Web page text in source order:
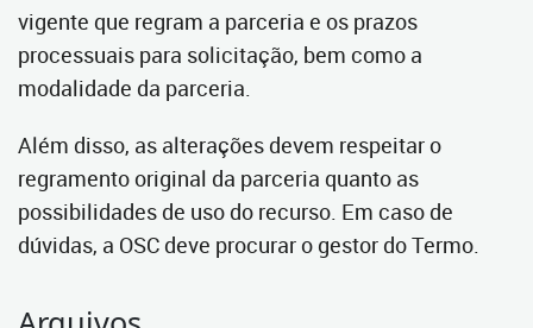
vigente que regram a parceria e os prazos
processuais para solicitação, bem como a
modalidade da parceria.
Além disso, as alterações devem respeitar o
regramento original da parceria quanto as
possibilidades de uso do recurso. Em caso de
dúvidas, a OSC deve procurar o gestor do Termo.